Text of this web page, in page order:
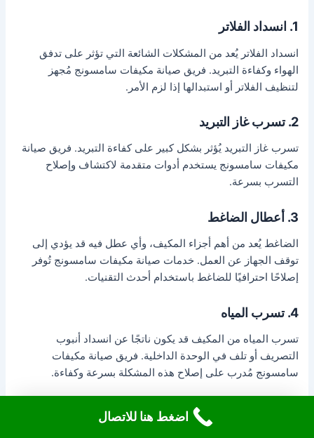
1. انسداد الفلاتر
انسداد الفلاتر يُعد من المشكلات الشائعة التي تؤثر على تدفق
الهواء وكفاءة التبريد. فريق صيانة مكيفات سامسونج مُجهز
لتنظيف الفلاتر أو استبدالها إذا لزم الأمر.
2. تسرب غاز التبريد
تسرب غاز التبريد يُؤثر بشكل كبير على كفاءة التبريد. فريق صيانة
مكيفات سامسونج يستخدم أدوات متقدمة لاكتشاف وإصلاح
التسرب بسرعة.
3. أعطال الضاغط
الضاغط يُعد من أهم أجزاء المكيف، وأي عطل فيه قد يؤدي إلى
توقف الجهاز عن العمل. خدمات صيانة مكيفات سامسونج تُوفر
إصلاحًا احترافيًا للضاغط باستخدام أحدث التقنيات.
4. تسرب المياه
تسرب المياه من المكيف قد يكون ناتجًا عن انسداد أنبوب
التصريف أو تلف في الوحدة الداخلية. فريق صيانة مكيفات
سامسونج مُدرب على إصلاح هذه المشكلة بسرعة وكفاءة.
اضغط هنا للاتصال